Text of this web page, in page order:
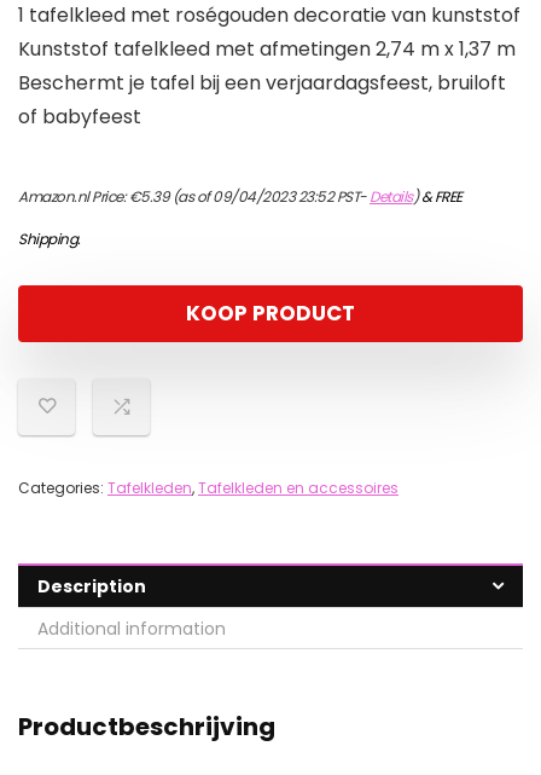
1 tafelkleed met roségouden decoratie van kunststof
Kunststof tafelkleed met afmetingen 2,74 m x 1,37 m
Beschermt je tafel bij een verjaardagsfeest, bruiloft
of babyfeest
Amazon.nl Price:€5.39(as of 09/04/2023 23:52 PST-Details)&FREE
Shipping.
KOOP PRODUCT
Categories: Tafelkleden,Tafelkleden en accessoires
Description
Additional information
Productbeschrijving